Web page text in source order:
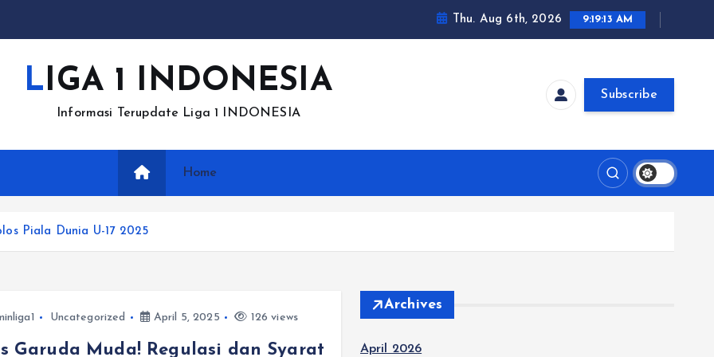
Thu. Aug 6th, 2026 9:19:14 AM
LIGA 1 INDONESIA
Informasi Terupdate Liga 1 INDONESIA
Subscribe
Home
Piala Dunia U-17 2025
Uncategorized April 5, 2025 126 views
Garuda Muda! Regulasi dan Syarat
Archives
April 2026